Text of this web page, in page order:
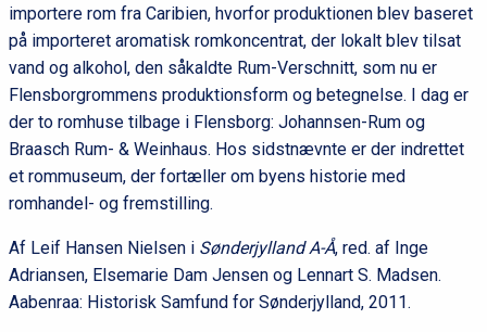
importere rom fra Caribien, hvorfor produktionen blev baseret
på importeret aromatisk romkoncentrat, der lokalt blev tilsat
vand og alkohol, den såkaldte Rum-Verschnitt, som nu er
Flensborgrommens produktionsform og betegnelse. I dag er
der to romhuse tilbage i Flensborg: Johannsen-Rum og
Braasch Rum- & Weinhaus. Hos sidstnævnte er der indrettet
et rommuseum, der fortæller om byens historie med
romhandel- og fremstilling.
Af Leif Hansen Nielsen i Sønderjylland A-Å, red. af Inge
Adriansen, Elsemarie Dam Jensen og Lennart S. Madsen.
Aabenraa: Historisk Samfund for Sønderjylland, 2011.